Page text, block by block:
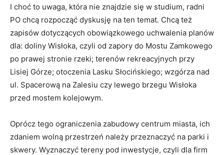
I choć to uwaga, która nie znajdzie się w studium, radni
PO chcą rozpocząć dyskusję na ten temat. Chcą też
zapisów dotyczących obowiązkowego uchwalenia planów
dla: doliny Wisłoka, czyli od zapory do Mostu Zamkowego
po prawej stronie rzeki; terenów rekreacyjnych przy
Lisiej Górze; otoczenia Lasku Słocińskiego; wzgórza nad
ul. Spacerową na Zalesiu czy lewego brzegu Wisłoka
przed mostem kolejowym.
Oprócz tego ograniczenia zabudowy centrum miasta, ich
zdaniem wolną przestrzeń należy przeznaczyć na parki i
skwery. Wyznaczyć tereny pod inwestycje, czyli dla firm